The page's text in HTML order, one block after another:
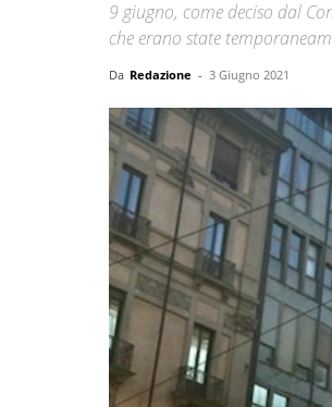
9 giugno, come deciso dal
che erano state
Da Redazione - 3 Giugno 2021